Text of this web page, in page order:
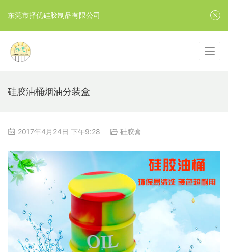
硅胶油桶烟油分装盒
2017年4月24日 下午9:28 硅胶盒
东莞市择优硅胶制品有限公司